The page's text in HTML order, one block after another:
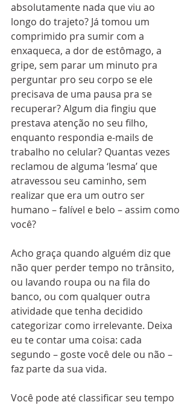
absolutamente nada que viu ao
longo do trajeto? Já tomou um
comprimido pra sumir com a
enxaqueca, a dor de estômago, a
gripe, sem parar um minuto pra
perguntar pro seu corpo se ele
precisava de uma pausa pra se
recuperar? Algum dia fingiu que
prestava atenção no seu filho,
enquanto respondia e-mails de
trabalho no celular? Quantas vezes
reclamou de alguma ‘lesma’ que
atravessou seu caminho, sem
realizar que era um outro ser
humano – falível e belo – assim como
você?
Acho graça quando alguém diz que
não quer perder tempo no trânsito,
ou lavando roupa ou na fila do
banco, ou com qualquer outra
atividade que tenha decidido
categorizar como irrelevante. Deixa
eu te contar uma coisa: cada
segundo – goste você dele ou não –
faz parte da sua vida.
Você pode até classificar seu tempo